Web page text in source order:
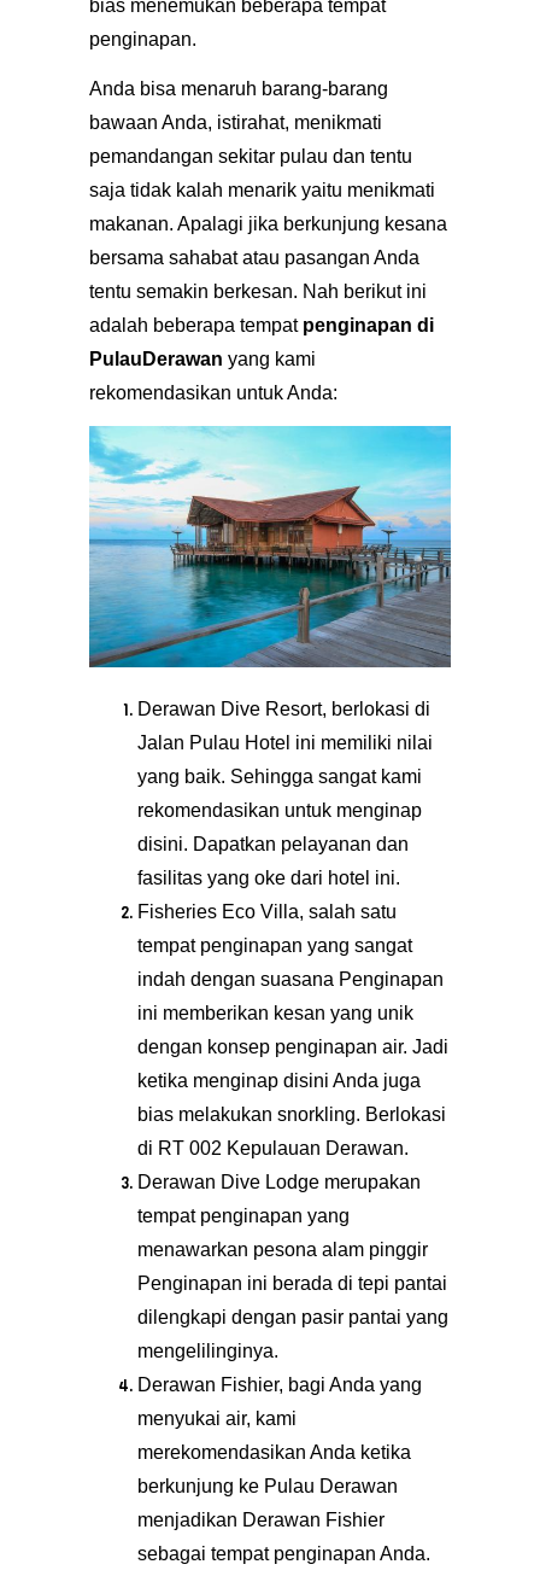
bias menemukan beberapa tempat
penginapan.
Anda bisa menaruh barang-barang
bawaan Anda, istirahat, menikmati
pemandangan sekitar pulau dan tentu
saja tidak kalah menarik yaitu menikmati
makanan. Apalagi jika berkunjung kesana
bersama sahabat atau pasangan Anda
tentu semakin berkesan. Nah berikut ini
adalah beberapa tempat penginapan di
PulauDerawan yang kami
rekomendasikan untuk Anda:
Derawan Dive Resort, berlokasi di
Jalan Pulau Hotel ini memiliki nilai
yang baik. Sehingga sangat kami
rekomendasikan untuk menginap
disini. Dapatkan pelayanan dan
fasilitas yang oke dari hotel ini.
Fisheries Eco Villa, salah satu
tempat penginapan yang sangat
indah dengan suasana Penginapan
ini memberikan kesan yang unik
dengan konsep penginapan air. Jadi
ketika menginap disini Anda juga
bias melakukan snorkling. Berlokasi
di RT 002 Kepulauan Derawan.
Derawan Dive Lodge merupakan
tempat penginapan yang
menawarkan pesona alam pinggir
Penginapan ini berada di tepi pantai
dilengkapi dengan pasir pantai yang
mengelilinginya.
Derawan Fishier, bagi Anda yang
menyukai air, kami
merekomendasikan Anda ketika
berkunjung ke Pulau Derawan
menjadikan Derawan Fishier
sebagai tempat penginapan Anda.